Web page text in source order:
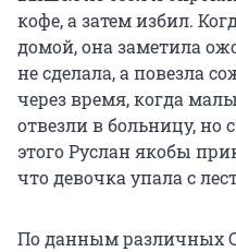
кофе, а затем избил.
домой, она заметила
не сделала, а повезла
через время, когда
отвезли в больницу, но
этого Руслан якобы
что девочка упала с
По данным различных